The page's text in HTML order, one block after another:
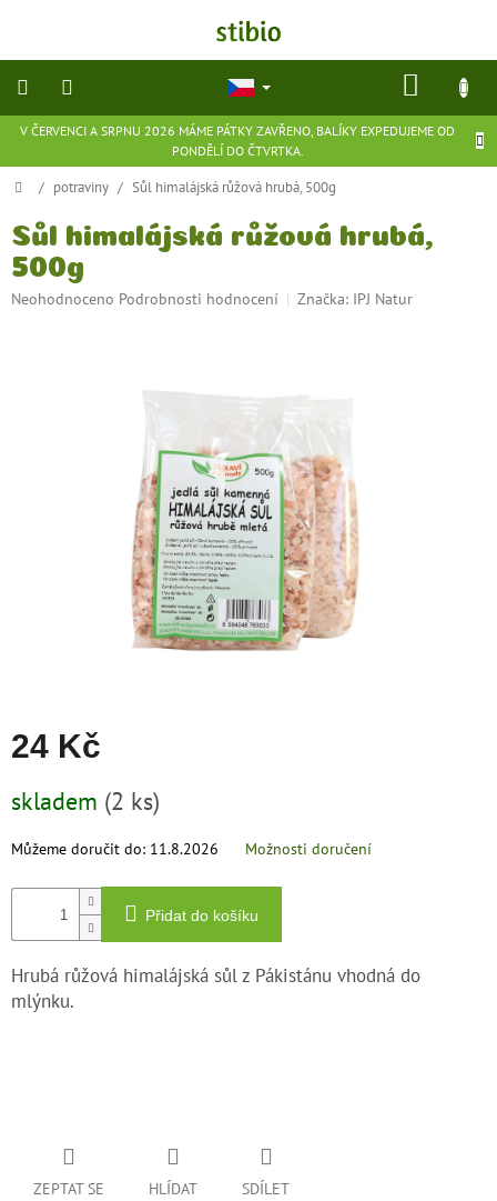
V ČERVENCI A SRPNU 2026 MÁME PÁTKY ZAVŘENO, BALÍKY EXPEDUJEME OD
PONDĚLÍ DO ČTVRTKA.
přírodní
stravy
potraviny
Domů
/ potraviny / Sůl himalájská růžová hrubá, 500g
Sůl himalájská růžová hrubá,
500g
Průměrné
Neohodnoceno Podrobnosti hodnocení Značka: IPJ Natur
24 Kč
cena:
skladem (2 ks)
Můžeme doručit do: 11.8.2026 Možnosti doručení
Přidat do košíku
Hrubá růžová himalájská sůl z Pákistánu vhodná do
mlýnku.
ZEPTAT SE HLÍDAT SDÍLET